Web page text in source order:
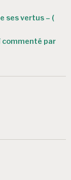
ses vertus – (
commenté par